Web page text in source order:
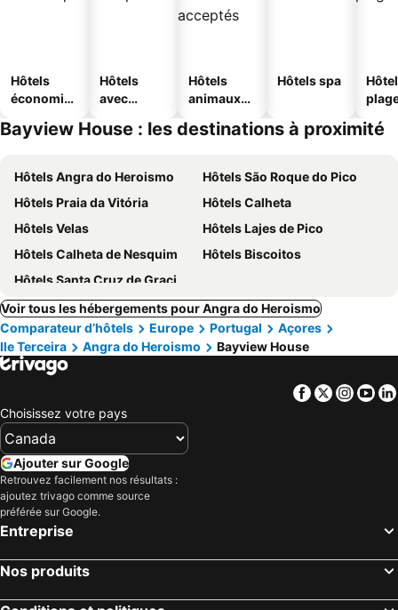
Hôtels
économiq
Hôtels
avec
Hôtels
animaux
Hôtels spa
Bayview House : les destinations à proximité
Hôtels Angra do Heroismo
Hôtels São Roque do Pico
Hôtels Praia da Vitória
Hôtels Calheta
Hôtels Velas
Hôtels Lajes de Pico
Hôtels Calheta de Nesquim
Hôtels Biscoitos
Hôtels Santa Cruz de Graciosa
Voir tous les hébergements pour Angra do Heroismo
Comparateur d’hôtels
Europe Portugal
Açores
Ile Terceira
Angra do Heroismo Bayview House
Facebook
Twitter
Choisissez votre pays
Ajouter sur Google
Retrouvez facilement nos résultats :
ajoutez trivago comme source
préférée sur Google.
Entreprise
Nos produits